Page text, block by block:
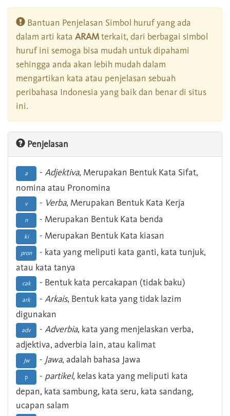
Bantuan Penjelasan Simbol huruf yang ada
dalam arti kata ARAMterkait, dari berbagai simbol
huruf ini semoga bisa mudah untuk dipahami
sehingga anda akan lebih mudah dalam
mengartikan kata atau penjelasan sebuah
peribahasa Indonesia yang baik dan benar di situs
ini.
Penjelasan
a - Adjektiva, Merupakan Bentuk Kata Sifat,
nomina atau Pronomina
v - Verba, Merupakan Bentuk Kata Kerja
n - Merupakan Bentuk Kata benda
ki - Merupakan Bentuk Kata kiasan
pron
- kata yang meliputi kata ganti, kata tunjuk,
atau kata tanya
cak - Bentuk kata percakapan (tidak baku)
ark - Arkais, Bentuk kata yang tidak lazim
digunakan
adv - Adverbia, kata yang menjelaskan verba,
adjektiva, adverbia lain, atau kalimat
Jw - Jawa, adalah bahasa Jawa
p - partikel, kelas kata yang meliputi kata
depan, kata sambung, kata seru, kata sandang,
ucapan salam